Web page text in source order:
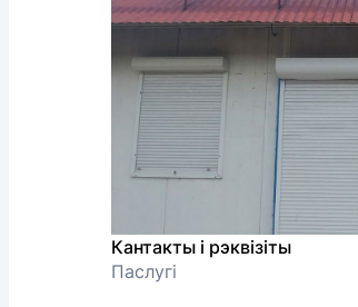
Кантакты і рэквізіты
Паслугі